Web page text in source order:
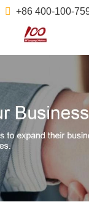
+86 400-100-